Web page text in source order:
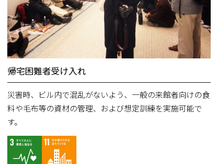
帰宅困難者受け入れ
災害時、ビル内で混乱がないよう、一般の来館者向けの食
料や毛布等の資材の管理、および想定訓練を実施可能で
す。